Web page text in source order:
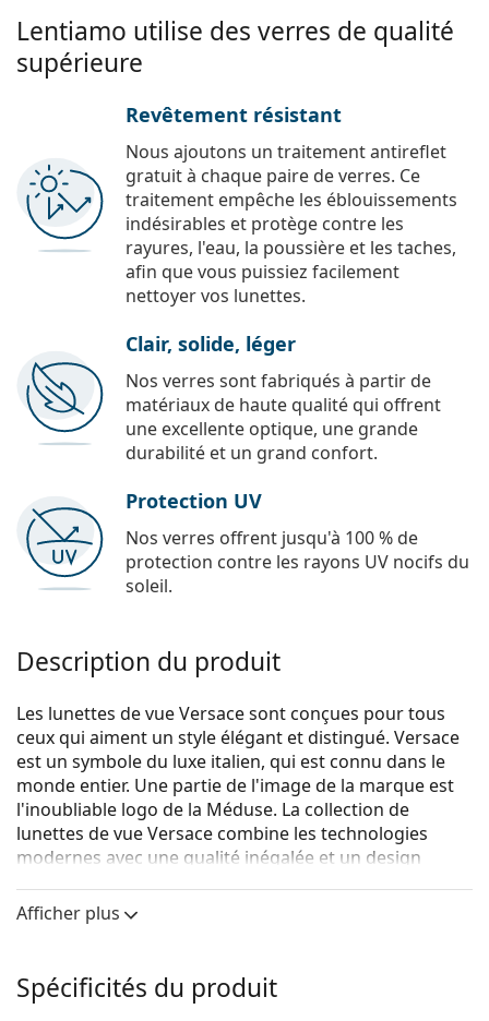
Lentiamo utilise des verres de qualité
supérieure
Revêtement résistant
Nous ajoutons un traitement antireflet
gratuit à chaque paire de verres. Ce
traitement empêche les éblouissements
indésirables et protège contre les
rayures, l'eau, la poussière et les taches,
afin que vous puissiez facilement
nettoyer vos lunettes.
Clair, solide, léger
Nos verres sont fabriqués à partir de
matériaux de haute qualité qui offrent
une excellente optique, une grande
durabilité et un grand confort.
Protection UV
Nos verres offrent jusqu'à 100 % de
protection contre les rayons UV nocifs du
soleil.
Description du produit
Les lunettes de vue Versace sont conçues pour tous
ceux qui aiment un style élégant et distingué. Versace
est un symbole du luxe italien, qui est connu dans le
monde entier. Une partie de l'image de la marque est
l'inoubliable logo de la Méduse. La collection de
lunettes de vue Versace combine les technologies
modernes avec une qualité inégalée et un design
Versace 0VE3293 GB1 55
Voyez de quoi vous avez l'air avec ces lunettes grâce à
la fonction d'essai virtuel de Lentiamo.
Afficher plus
Spécificités du produit